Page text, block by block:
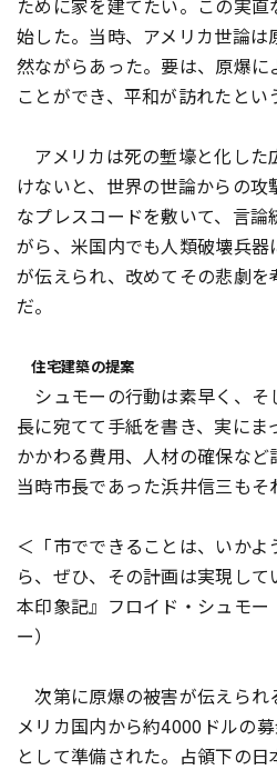
ために家を建てたい。この実
始した。当時、アメリカ世論は
然ながらあった。要は、原爆に
ことができ、平和が訪れたとい
アメリカは死の塹壕と化した
けないと、世界の世論からの
なプレスコードを敷いて、言
がら、米国内でも人類破壊兵
が伝えられ、改めてその悲劇
だ。
住宅建築の提案
シュモーの行動は素早く、そ
長に宛てて手紙を書き、実にま
かかわる費用、人材の確保など
当時市長であった浜井信三もそ
＜「市でできることは、いか
ら、ぜひ、その計画は実現し
本印象記』フロイド・シュモ
ー）
次第に原爆の被害が伝えられ
メリカ国内から約4000ドルの
として準備された。占領下の